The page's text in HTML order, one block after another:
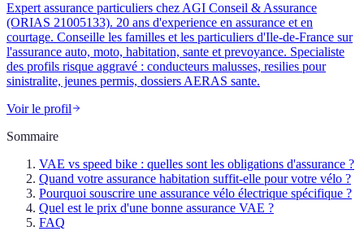
Expert assurance particuliers chez AGI Conseil & Assurance
(ORIAS 21005133). 20 ans d'experience en assurance et en
courtage. Conseille les familles et les particuliers d'Ile-de-France sur
l'assurance auto, moto, habitation, sante et prevoyance. Specialiste
des profils risque aggravé : conducteurs malusses, resilies pour
sinistralite, jeunes permis, dossiers AERAS sante.
Voir le profil
Sommaire
VAE vs speed bike : quelles sont les obligations d'assurance ?
Quand votre assurance habitation suffit-elle pour votre vélo ?
Pourquoi souscrire une assurance vélo électrique spécifique ?
Quel est le prix d'une bonne assurance VAE ?
FAQ